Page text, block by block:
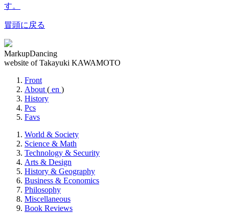
す。
冒頭に戻る
MarkupDancing
website of Takayuki KAWAMOTO
Front
About ( en )
History
Pcs
Favs
World & Society
Science & Math
Technology & Security
Arts & Design
History & Geography
Business & Economics
Philosophy
Miscellaneous
Book Reviews